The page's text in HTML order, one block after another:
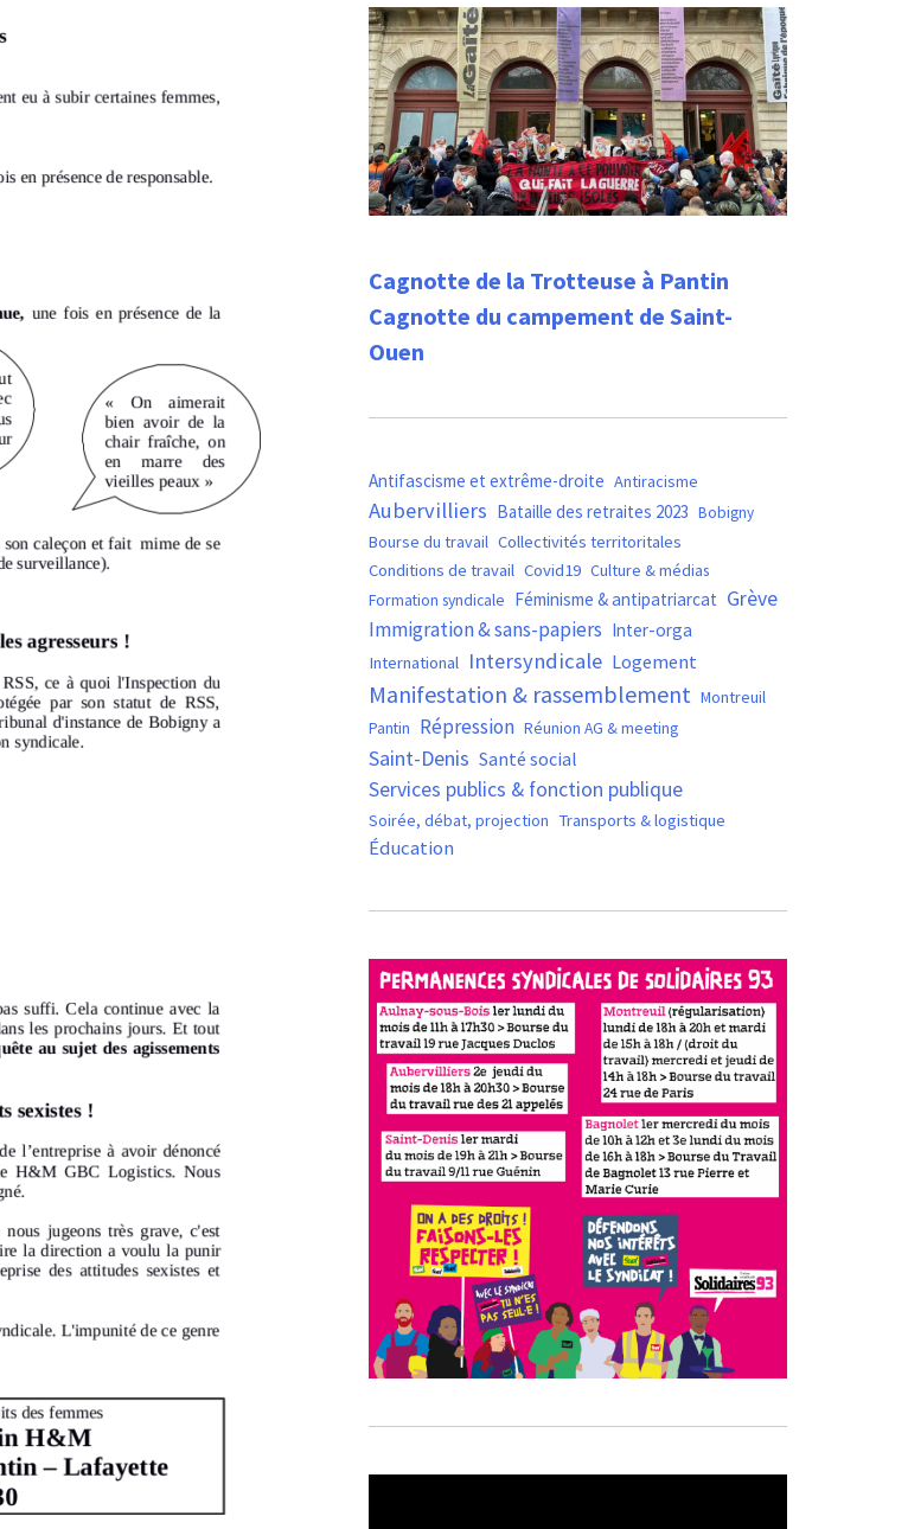
Cagnotte de la Trotteuse à Pantin
Cagnotte du campement de Saint-
Ouen
Antifascisme et extrême-droite Antiracisme
Aubervilliers Bataille des retraites 2023 Bobigny
Bourse du travail Collectivités territoritales
Conditions de travail Covid19 Culture & médias
Formation syndicale Féminisme & antipatriarcat Grève
Immigration & sans-papiers Inter-orga
International Intersyndicale Logement
Manifestation & rassemblement Montreuil
Pantin Répression Réunion AG & meeting
Saint-Denis Santé social
Services publics & fonction publique
Soirée, débat, projection Transports & logistique
Éducation